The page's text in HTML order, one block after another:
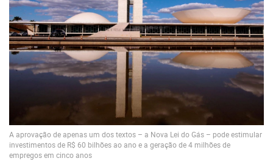
A aprovação de apenas um dos textos – a Nova Lei do Gás – pode estimular
investimentos de R$ 60 bilhões ao ano e a geração de 4 milhões de
empregos em cinco anos